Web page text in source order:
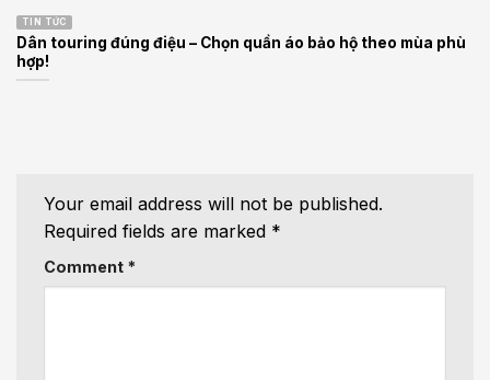
TIN TỨC
Dân touring đúng điệu – Chọn quần áo bảo hộ theo mùa phù
hợp!
Your email address will not be published.
Required fields are marked *
Comment *